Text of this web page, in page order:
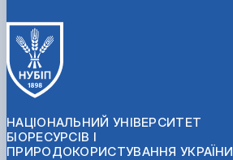
НАЦІОНАЛЬНИЙ УНІВЕРСИТЕТ
БІОРЕСУРСІВ І
ПРИРОДОКОРИСТУВАННЯ УКРАЇНИ